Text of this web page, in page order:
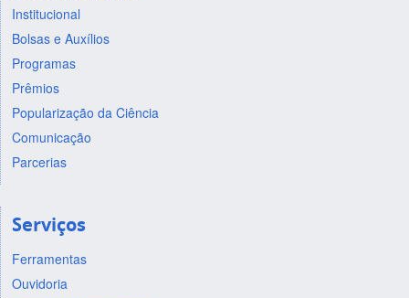
Institucional
Bolsas e Auxílios
Programas
Prêmios
Popularização da Ciência
Comunicação
Parcerias
Serviços
Ferramentas
Ouvidoria